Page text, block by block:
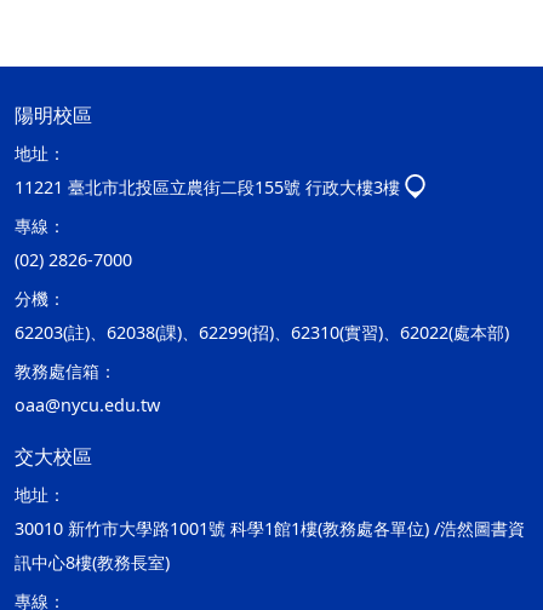
陽明校區
地址：
11221 臺北市北投區立農街二段155號 行政大樓3樓
專線：
(02) 2826-7000
分機：
62203(註)、62038(課)、62299(招)、62310(實習)、62022(處本部)
教務處信箱：
oaa@nycu.edu.tw
交大校區
地址：
30010 新竹市大學路1001號 科學1館1樓(教務處各單位) /浩然圖書資
訊中心8樓(教務長室)
專線：